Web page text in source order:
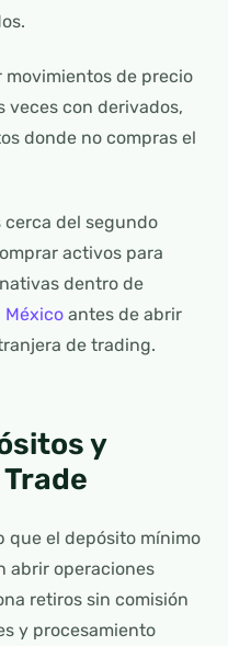
movimientos de precio
veces con derivados,
donde no compras el
cerca del segundo
activos para
dentro de
México antes de abrir
de trading.
y
que el depósito mínimo
abrir operaciones
retiros sin comisión
y procesamiento